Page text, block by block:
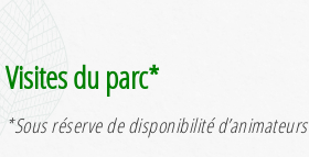
Visites du parc*
*Sous réserve de disponibilité d’animateurs